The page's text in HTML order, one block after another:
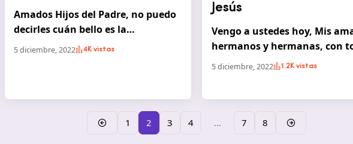
Amados Hijos del Padre, no puedo
decirles cuán bello es la…
5 diciembre, 2022 4K vistas
Jesús
Vengo a ustedes hoy, Mis
hermanos y hermanas, con
5 diciembre, 2022 1.2K vistas
1 2 3 4 … 7 8